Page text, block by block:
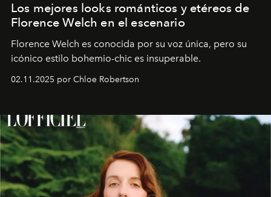
Los mejores looks románticos y etéreos de
Florence Welch en el escenario
Florence Welch es conocida por su voz única, pero su
icónico estilo bohemio-chic es insuperable.
02.11.2025 por Chloe Robertson